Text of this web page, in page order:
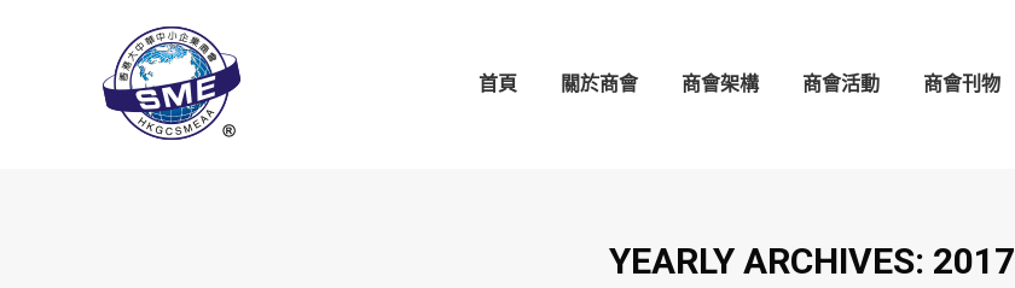
首頁 關於商會 商會架構 商會活動 商會刊物
YEARLY ARCHIVES: 2017